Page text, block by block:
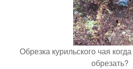
Обрезка курильского чая
обрезать?